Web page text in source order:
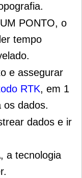
PONTO, o
tempo
e assegurar
RTK, em 1
os dados.
dados e ir
a tecnologia